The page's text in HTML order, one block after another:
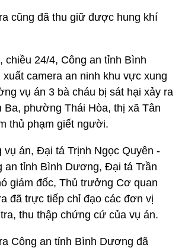
cũng đã thu giữ được hung khí
chiều 24/4, Công an tỉnh Bình
camera an ninh khu vực xung
vụ án 3 bà cháu bị sát hại xảy ra
Ba, phường Thái Hòa, thị xã Tân
thủ phạm giết người.
án, Đại tá Trịnh Ngọc Quyên -
an tỉnh Bình Dương, Đại tá Trần
giám đốc, Thủ trưởng Cơ quan
đã trực tiếp chỉ đạo các đơn vị
thu thập chứng cứ của vụ án.
Công an tỉnh Bình Dương đã